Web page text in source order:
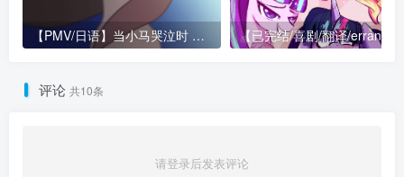
【PMV/日语】当小马哭泣时 （When the Ponies Cry | ポニーのなく頃に解）
评论 共10条
请登录后发表评论